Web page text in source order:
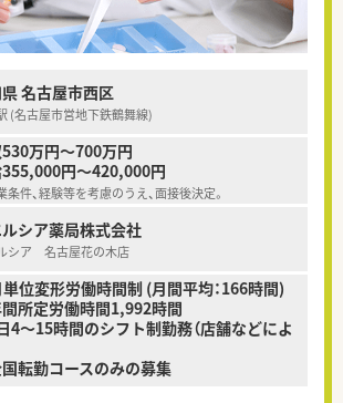
名古屋市西区
(名古屋市営地下鉄鶴舞線)
万円～700万円
円～420,000円
件、経験等を考慮のうえ、面接後決定。
シア薬局株式会社
シア 名古屋花の木店
位変形労働時間制 (月間平均：166時間)
所定労働時間1,992時間
4～15時間のシフト制勤務（店舗などによ
転勤コースのみの募集